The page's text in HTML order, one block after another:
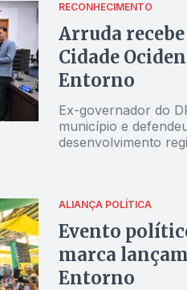
RECONHECIMENTO
Arruda
Cidade
Entorno
Ex-governador do
município e
desenvolvimento
ALIANÇA POLÍTICA
Evento
marca
Entorno